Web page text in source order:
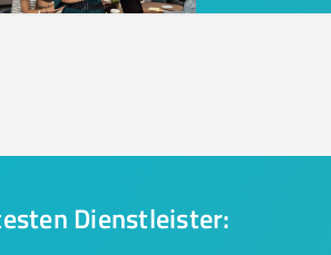
Dienstleister: